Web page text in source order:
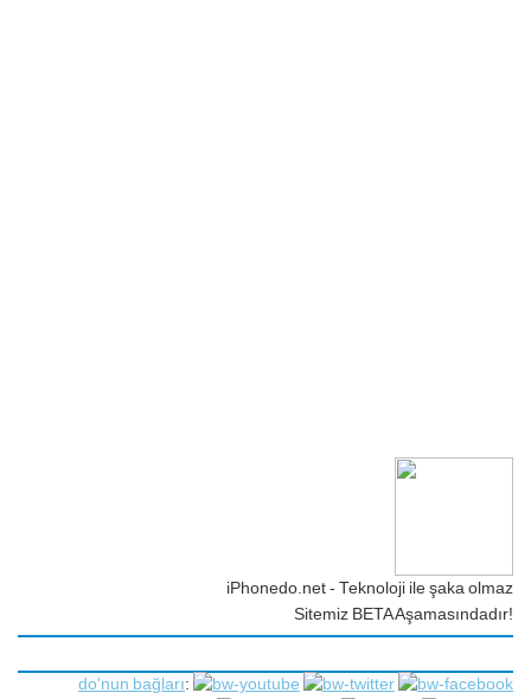
iPhonedo.net - Teknoloji ile şaka olmaz
Sitemiz BETA Aşamasındadır!
do'nun bağları: